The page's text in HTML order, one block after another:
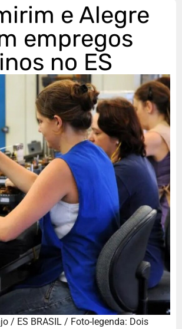
e Alegre
empregos
no ES
/ ES BRASIL / Foto-legenda: Dois